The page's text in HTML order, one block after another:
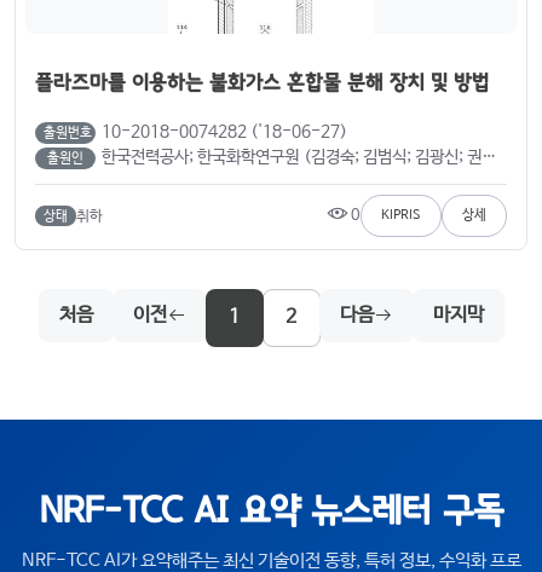
플라즈마를 이용하는 불화가스 혼합물 분해 장치 및 방법
출원번호 10-2018-0074282 ('18-06-27)
출원인 한국전력공사; 한국화학연구원 (김경숙; 김범식; 김광신; 권순일; 정현철; 김대겸; 김준영; 권영국; 김수민; 박지훈; 장태선; 최명호; 최지나; 허일정)
상태 취하 0 KIPRIS 상세
처음 이전 1 2 다음 마지막
NRF-TCC AI 요약 뉴스레터 구독
NRF-TCC AI가 요약해주는 최신 기술이전 동향, 특허 정보, 수익화 프로